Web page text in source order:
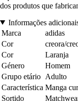
dos produtos que
Informações
Marca
adidas
Cor
creora/
Cor
Laranja
Género
Homem
Grupo etário Adulto
Característica Manga
Sortido